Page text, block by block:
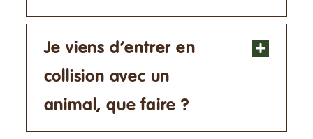
Je viens d’entrer en
collision avec un
animal, que faire ?